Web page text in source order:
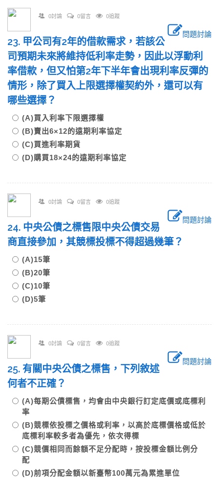
0討論 0留言 0追蹤
問題討論
23. 甲公司有2年的借款需求，若該公
司預期未來將維持低利率走勢，因此以浮動利
率借款，但又怕第2年下半年會出現利率反彈的
情形，除了買入上限選擇權契約外，還可以有
哪些選擇？
(A)買入利率下限選擇權
(B)賣出6×12的遠期利率協定
(C)買進利率期貨
(D)購買18×24的遠期利率協定
0討論 0留言 0追蹤
問題討論
24. 中央公債之標售限中央公債交易
商直接參加，其競標投標不得超過幾筆？
(A)15筆
(B)20筆
(C)10筆
(D)5筆
0討論 0留言 0追蹤
問題討論
25. 有關中央公債之標售，下列敘述
何者不正確？
(A)每期公債標售，均會由中央銀行訂定底價或底標利
率
(B)競標依投標之價格或利率，以高於底標價格或低於
底標利率較多者為優先，依次得標
(C)競價相同而餘額不足分配時，按投標金額比例分
配
(D)前項分配金額以新臺幣100萬元為累進單位